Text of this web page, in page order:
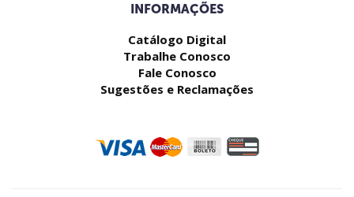
INFORMAÇÕES
Catálogo Digital
Trabalhe Conosco
Fale Conosco
Sugestões e Reclamações